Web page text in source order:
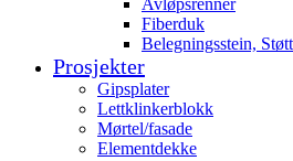
Avløpsrenner
Fiberduk
Belegningsstein,
Prosjekter
Gipsplater
Lettklinkerblokk
Mørtel/fasade
Elementdekke